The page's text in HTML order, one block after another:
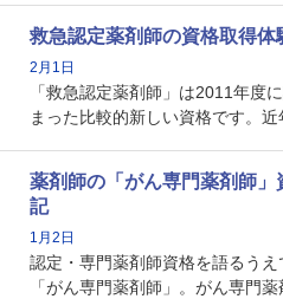
や、特有の疾患、心理状況を理解
深めることで、子どもとその保護
る存在です。今回はそんな小児薬
剤師の取得体験記をご紹介します
救急認定薬剤師の資格取得体
2月1日
「救急認定薬剤師」は2011年度
まった比較的新しい資格です。近
増えているのではないでしょう
な救急認定薬剤師の取得体験記を
す。
薬剤師の「がん専門薬剤師」
記
1月2日
認定・専門薬剤師資格を語るう
「がん専門薬剤師」。がん専門薬